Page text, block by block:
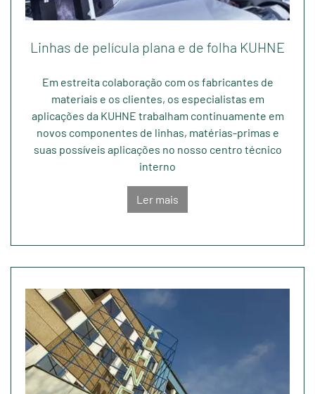
Linhas de película plana e de folha KUHNE
Em estreita colaboração com os fabricantes de
materiais e os clientes, os especialistas em
aplicações da KUHNE trabalham continuamente em
novos componentes de linhas, matérias-primas e
suas possíveis aplicações no nosso centro técnico
interno
Ler mais